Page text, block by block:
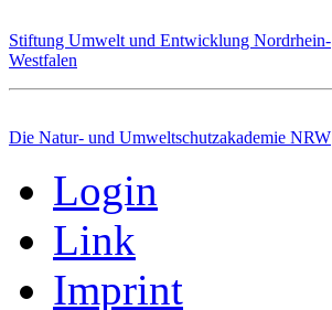
Stiftung Umwelt und Entwicklung Nordrhein-
Westfalen
Die Natur- und Umweltschutzakademie NRW
Login
Link
Imprint